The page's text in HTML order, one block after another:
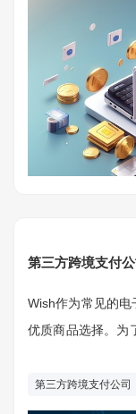
第三方跨境支付
Wish作为常见的
优质商品选择。为
安全的全球支付。
第三方跨境支付公司